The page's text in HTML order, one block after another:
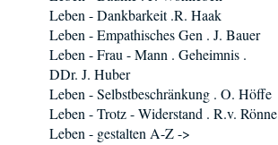
Leben - Dankbarkeit .R. Haak
Leben - Empathisches Gen . J. Bauer
Leben - Frau - Mann . Geheimnis .
DDr. J. Huber
Leben - Selbstbeschränkung . O. Höffe
Leben - Trotz - Widerstand . R.v. Rönne
Leben - gestalten A-Z ->